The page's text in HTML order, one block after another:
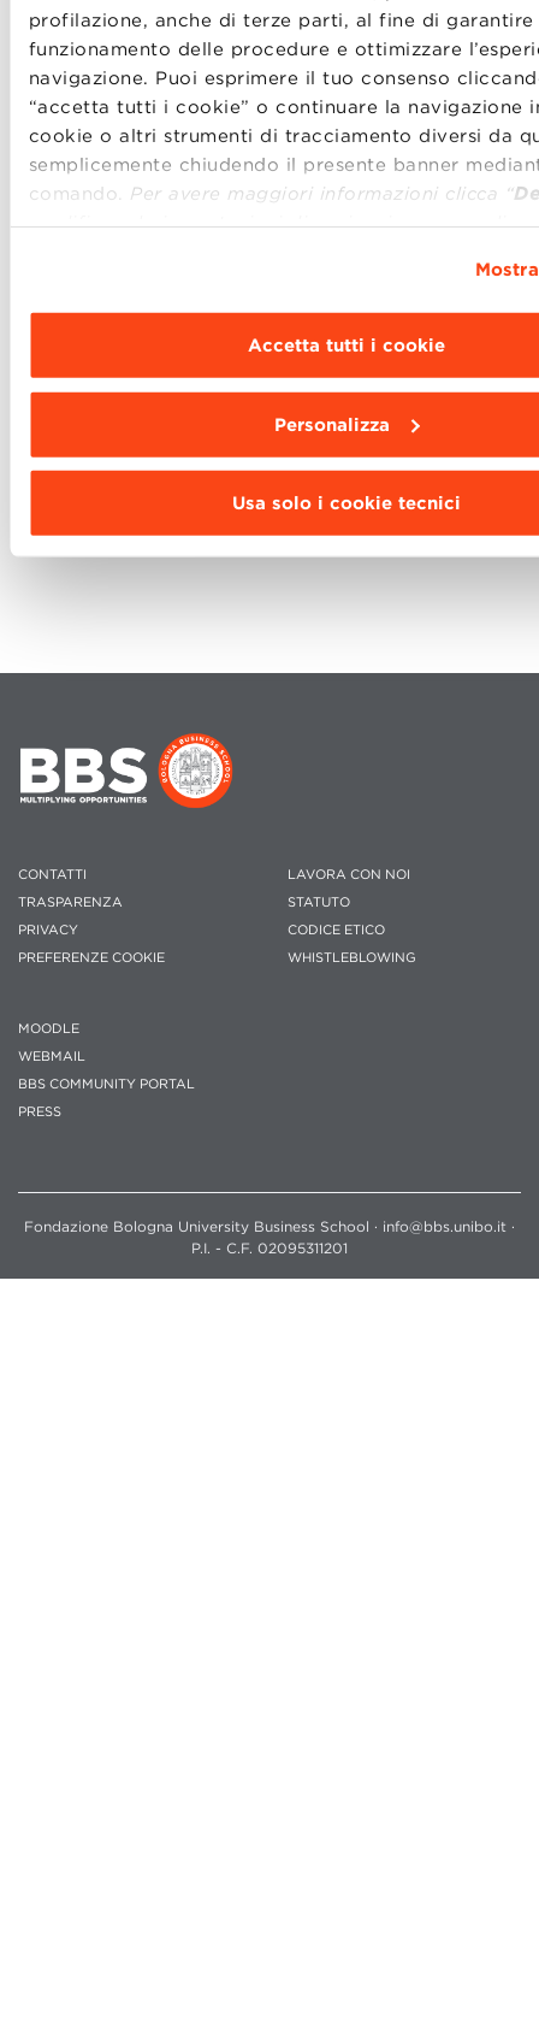
profilazione, anche di terze parti, al fine di
funzionamento delle procedure e ottimizzare
navigazione. Puoi esprimere il tuo consenso
“accetta tutti i cookie” o continuare la navigazione
cookie o altri strumenti di tracciamento diversi da
semplicemente chiudendo il presente banner
comando. Per avere maggiori informazioni clicca “
modificare le impostazioni di navigazione e
Accetta tutti i cookie
Personalizza
Usa solo i cookie tecnici
Il Gelato Museum Carpigiani è aperto dal martedì al
sabato dalle 9 alle 18.
Prenotala tua visita.
SHARE
CONTATTI
TRASPARENZA
PRIVACY
PREFERENZE COOKIE
LAVORA CON NOI
STATUTO
CODICE ETICO
WHISTLEBLOWING
MOODLE
WEBMAIL
BBS COMMUNITY PORTAL
PRESS
Fondazione Bologna University Business School · info@bbs.unibo.it ·
P.I. - C.F. 02095311201